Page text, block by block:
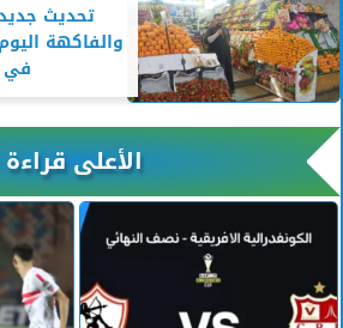
تحديث
في
الأعلى قراءة